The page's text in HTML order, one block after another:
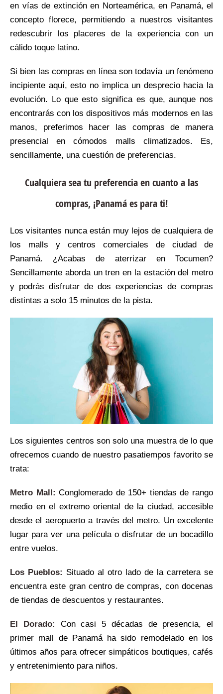
en vías de extinción en Norteamérica, en Panamá, el
concepto florece, permitiendo a nuestros visitantes
redescubrir los placeres de la experiencia con un
cálido toque latino.
Si bien las compras en línea son todavía un fenómeno
incipiente aquí, esto no implica un desprecio hacia la
evolución. Lo que esto significa es que, aunque nos
encontrarás con los dispositivos más modernos en las
manos, preferimos hacer las compras de manera
presencial en cómodos malls climatizados. Es,
sencillamente, una cuestión de preferencias.
Cualquiera sea tu preferencia en cuanto a las
compras, ¡Panamá es para ti!
Los visitantes nunca están muy lejos de cualquiera de
los malls y centros comerciales de ciudad de
Panamá. ¿Acabas de aterrizar en Tocumen?
Sencillamente aborda un tren en la estación del metro
y podrás disfrutar de dos experiencias de compras
distintas a solo 15 minutos de la pista.
Los siguientes centros son solo una muestra de lo que
ofrecemos cuando de nuestro pasatiempos favorito se
trata:
Metro Mall: Conglomerado de 150+ tiendas de rango
medio en el extremo oriental de la ciudad, accesible
desde el aeropuerto a través del metro. Un excelente
lugar para ver una película o disfrutar de un bocadillo
entre vuelos.
Los Pueblos: Situado al otro lado de la carretera se
encuentra este gran centro de compras, con docenas
de tiendas de descuentos y restaurantes.
El Dorado: Con casi 5 décadas de presencia, el
primer mall de Panamá ha sido remodelado en los
últimos años para ofrecer simpáticos boutiques, cafés
y entretenimiento para niños.